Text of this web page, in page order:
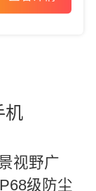
机
视野广
级防尘